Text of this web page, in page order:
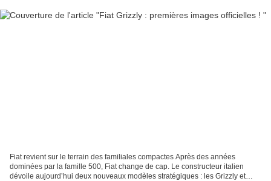
Fiat revient sur le terrain des familiales compactes Après des années
dominées par la famille 500, Fiat change de cap. Le constructeur italien
dévoile aujourd’hui deux nouveaux modèles stratégiques : les Grizzly et